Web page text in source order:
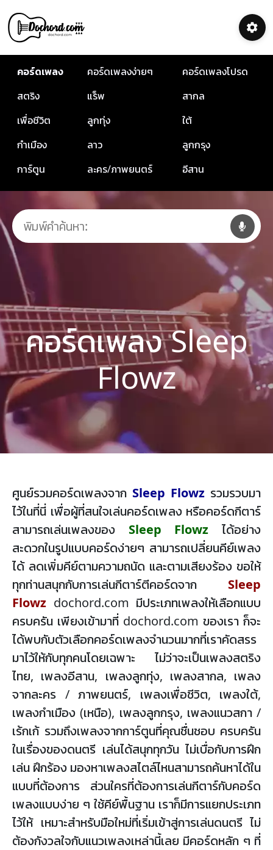
คอร์ดเพลง คอร์ดเพลงง่ายๆ
คอร์ดเพลงโปรด
สตริง
แร็พ
สากล
เพื่อชีวิต
ลูกทุ่ง
ใต้
กำเมือง
ลาว
ลูกกรุง
การ์ตูน
ละคร/ภาพยนตร์ อีสาน
คอร์ดเพลง Sleep
Flowz
ศูนย์รวมคอร์ดเพลงจาก Sleep Flowz รวมรวบมา
ไว้ในที่นี่ เพื่อผู้ที่สนใจเล่นคอร์ดเพลง หรือคอร์ดกีตาร์
สามารถเล่นเพลงของ Sleep Flowz ได้อย่าง
สะดวกในรูปแบบคอร์ดง่ายๆ สามารถเปลี่ยนคีย์เพลง
ได้ ลดเพิ่มคีย์ตามความถนัด และตามเสียงร้อง ขอให้
ทุกท่านสนุกกับการเล่นกีตาร์ตีคอร์ดจาก Sleep
Flowz dochord.com มีประเภทเพลงให้เลือกแบบ
ครบครัน เพียงเข้ามาที่ dochord.com ของเรา ก็จะ
ได้พบกับตัวเลือกคอร์ดเพลงจำนวนมากที่เราคัดสรร
มาไว้ให้กับทุกคนโดยเฉพาะ ไม่ว่าจะเป็นเพลงสตริง
ไทย, เพลงอีสาน, เพลงลูกทุ่ง, เพลงสากล, เพลง
จากละคร / ภาพยนตร์, เพลงเพื่อชีวิต, เพลงใต้,
เพลงกำเมือง (เหนือ), เพลงลูกกรุง, เพลงแนวสกา /
เร้กเก้ รวมถึงเพลงจากการ์ตูนที่คุณชื่นชอบ ครบครัน
ในเรื่องของดนตรี เล่นได้สนุกทุกวัน ไม่เบื่อกับการฝึก
เล่น ฝึกร้อง มองหาเพลงสไตล์ไหนสามารถค้นหาได้ใน
แบบที่ต้องการ ส่วนใครที่ต้องการเล่นกีตาร์กับคอร์ด
เพลงแบบง่าย ๆ ใช้คีย์พื้นฐาน เราก็มีการแยกประเภท
ไว้ให้ เหมาะสำหรับมือใหม่ที่เริ่มเข้าสู่การเล่นดนตรี ไม่
ต้องกังวลใจกับแนวเพลงเหล่านี้เลย มีคอร์ดหลัก ๆ ที่